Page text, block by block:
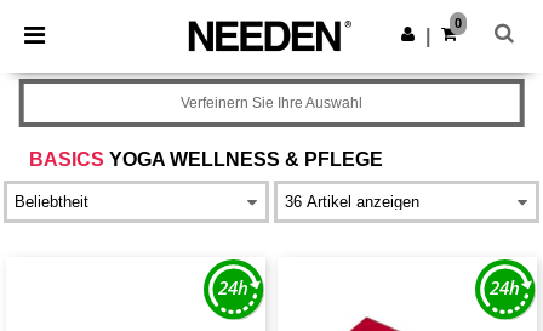
× Needen App
Bessere Preise in der App!
App holen
0
BASICS YOGA WELLNESS & PFLEGE
Verfeinern Sie Ihre Auswahl